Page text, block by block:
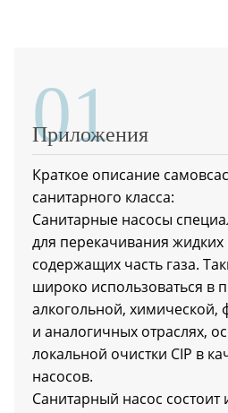
01
Приложения
Краткое описание
санитарного класса:
Санитарные насосы
для перекачивания
содержащих часть газа.
широко использоваться в
алкогольной, химической,
и аналогичных отраслях,
локальной очистки CIP в
насосов.
Санитарный насос состоит